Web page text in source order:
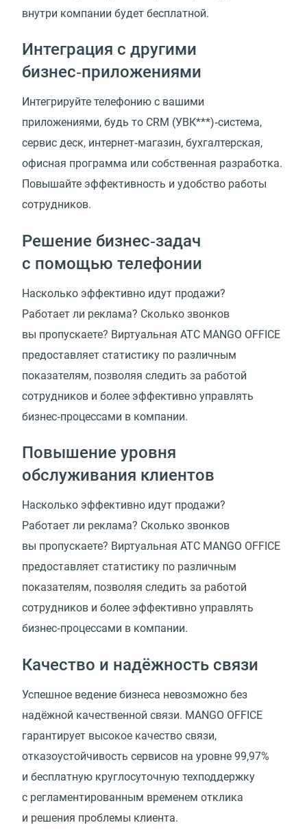
внутри компании будет бесплатной.
Интеграция с другими
бизнес‑приложениями
Интегрируйте телефонию с вашими
приложениями, будь то СRM (УВК***)‑система,
сервис деск, интернет‑магазин, бухгалтерская,
офисная программа или собственная разработка.
Повышайте эффективность и удобство работы
сотрудников.
Решение бизнес‑задач
с помощью телефонии
Насколько эффективно идут продажи?
Работает ли реклама? Сколько звонков
вы пропускаете? Виртуальная АТС MANGO OFFICE
предоставляет статистику по различным
показателям, позволяя следить за работой
сотрудников и более эффективно управлять
бизнес‑процессами в компании.
Повышение уровня
обслуживания клиентов
Насколько эффективно идут продажи?
Работает ли реклама? Сколько звонков
вы пропускаете? Виртуальная АТС MANGO OFFICE
предоставляет статистику по различным
показателям, позволяя следить за работой
сотрудников и более эффективно управлять
бизнес‑процессами в компании.
Качество и надёжность связи
Успешное ведение бизнеса невозможно без
надёжной качественной связи. MANGO OFFICE
гарантирует высокое качество связи,
отказоустойчивость сервисов на уровне 99,97%
и бесплатную круглосуточную техподдержку
с регламентированным временем отклика
и решения проблемы клиента.